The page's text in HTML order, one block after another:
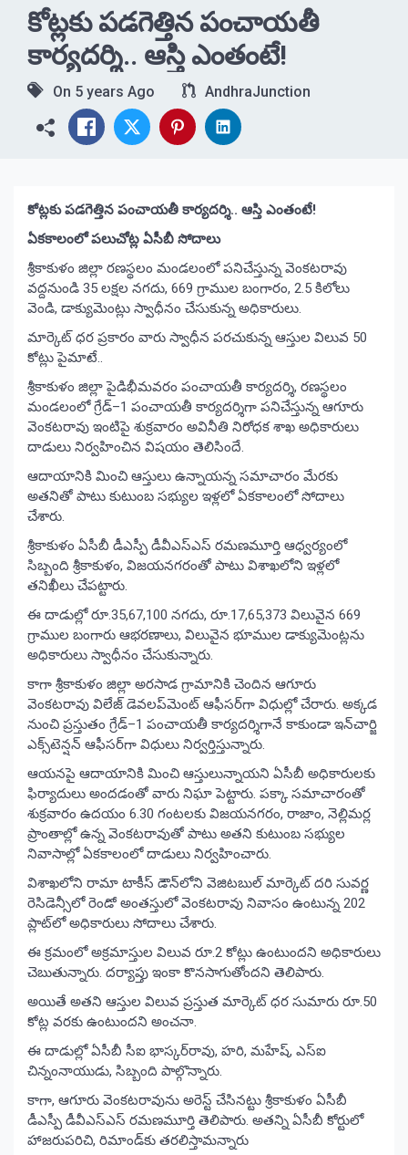
కోట్లకు పడగెత్తిన పంచాయతీ
కార్యదర్శి.. ఆస్తి ఎంతంటే!
On 5 years Ago AndhraJunction
కోట్లకు పడగెత్తిన పంచాయతీ కార్యదర్శి.. ఆస్తి ఎంతంటే!
ఏకకాలంలో పలుచోట్ల ఏసీబీ సోదాలు
శ్రీకాకుళం జిల్లా రణస్థలం మండలంలో పనిచేస్తున్న వెంకటరావు
వద్దనుండి 35 లక్షల నగదు, 669 గ్రాముల బంగారం, 2.5 కిలోలు
వెండి, డాక్యుమెంట్లు స్వాధీనం చేసుకున్న అధికారులు.
మార్కెట్‌ ధర ప్రకారం వారు స్వాధీన పరచుకున్న ఆస్తుల విలువ 50
కోట్లు పైమాటే..
శ్రీకాకుళం జిల్లా పైడిభీమవరం పంచాయతీ కార్యదర్శి, రణస్థలం
మండలంలో గ్రేడ్‌–1 పంచాయతీ కార్యదర్శిగా పనిచేస్తున్న ఆగూరు
వెంకటరావు ఇంటిపై శుక్రవారం అవినీతి నిరోధక శాఖ అధికారులు
దాడులు నిర్వహించిన విషయం తెలిసిందే.
ఆదాయానికి మించి ఆస్తులు ఉన్నాయన్న సమాచారం మేరకు
అతనితో పాటు కుటుంబ సభ్యుల ఇళ్లలో ఏకకాలంలో సోదాలు
చేశారు.
శ్రీకాకుళం ఏసీబీ డీఎస్పీ డీవీఎస్‌ఎస్‌ రమణమూర్తి ఆధ్వర్యంలో
సిబ్బంది శ్రీకాకుళం, విజయనగరంతో పాటు విశాఖలోని ఇళ్లలో
తనిఖీలు చేపట్టారు.
ఈ దాడుల్లో రూ.35,67,100 నగదు, రూ.17,65,373 విలువైన 669
గ్రాముల బంగారు ఆభరణాలు, విలువైన భూముల డాక్యుమెంట్లను
అధికారులు స్వాధీనం చేసుకున్నారు.
కాగా శ్రీకాకుళం జిల్లా అరసాడ గ్రామానికి చెందిన ఆగూరు
వెంకటరావు విలేజ్‌ డెవలప్‌మెంట్‌ ఆఫీసర్‌గా విధుల్లో చేరారు. అక్కడ
నుంచి ప్రస్తుతం గ్రేడ్‌–1 పంచాయతీ కార్యదర్శిగానే కాకుండా ఇన్‌చార్జి
ఎక్స్‌టెన్షన్‌ ఆఫీసర్‌గా విధులు నిర్వర్తిస్తున్నారు.
ఆయనపై ఆదాయానికి మించి ఆస్తులున్నాయని ఏసీబీ అధికారులకు
ఫిర్యాదులు అందడంతో వారు నిఘా పెట్టారు. పక్కా సమాచారంతో
శుక్రవారం ఉదయం 6.30 గంటలకు విజయనగరం, రాజాం, నెల్లిమర్ల
ప్రాంతాల్లో ఉన్న వెంకటరావుతో పాటు అతని కుటుంబ సభ్యుల
నివాసాల్లో ఏకకాలంలో దాడులు నిర్వహించారు.
విశాఖలోని రామా టాకీస్‌ డౌన్‌లోని వెజిటబుల్‌ మార్కెట్‌ దరి సువర్ణ
రెసిడెన్సీలో రెండో అంతస్తులో వెంకటరావు నివాసం ఉంటున్న 202
ప్లాట్‌లో అధికారులు సోదాలు చేశారు.
ఈ క్రమంలో అక్రమాస్తుల విలువ రూ.2 కోట్లు ఉంటుందని అధికారులు
చెబుతున్నారు. దర్యాప్తు ఇంకా కొనసాగుతోందని తెలిపారు.
అయితే అతని ఆస్తుల విలువ ప్రస్తుత మార్కెట్‌ ధర సుమారు రూ.50
కోట్ల వరకు ఉంటుందని అంచనా.
ఈ దాడుల్లో ఏసీబీ సీఐ భాస్కర్‌రావు, హరి, మహేష్, ఎస్‌ఐ
చిన్నంనాయుడు, సిబ్బంది పాల్గొన్నారు.
కాగా, ఆగూరు వెంకటరావును అరెస్ట్‌ చేసినట్టు శ్రీకాకుళం ఏసీబీ
డీఎస్పీ డీవీఎస్‌ఎస్‌ రమణమూర్తి తెలిపారు. అతన్ని ఏసీబీ కోర్టులో
హాజరుపరిచి, రిమాండ్‌కు తరలిస్తామన్నారు